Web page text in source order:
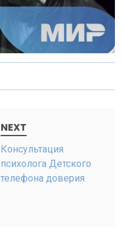
NEXT
Консультация
психолога Детского
телефона доверия